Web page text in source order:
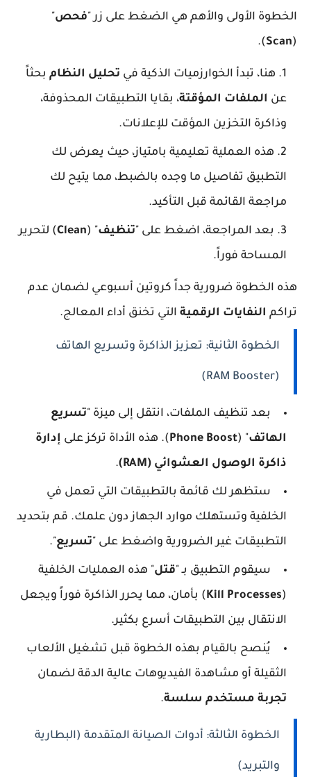
الخطوة الأولى والأهم هي الضغط على زر "فحص"
(
Scan
).
هنا، تبدأ الخوارزميات الذكية في تحليل النظام بحثاً
عن الملفات المؤقتة، بقايا التطبيقات المحذوفة،
وذاكرة التخزين المؤقت للإعلانات.
هذه العملية تعليمية بامتياز، حيث يعرض لك
التطبيق تفاصيل ما وجده بالضبط، مما يتيح لك
مراجعة القائمة قبل التأكيد.
بعد المراجعة، اضغط على "تنظيف" (
Clean) لتحرير
المساحة فوراً.
هذه الخطوة ضرورية جداً كروتين أسبوعي لضمان عدم
تراكم النفايات الرقمية التي تخنق أداء المعالج.
الخطوة الثانية: تعزيز الذاكرة وتسريع الهاتف
(RAM Booster)
بعد تنظيف الملفات، انتقل إلى ميزة "تسريع
الهاتف" (
Phone Boost). هذه الأداة تركز على إدارة
ذاكرة الوصول العشوائي (RAM)
.
ستظهر لك قائمة بالتطبيقات التي تعمل في
الخلفية وتستهلك موارد الجهاز دون علمك. قم بتحديد
التطبيقات غير الضرورية واضغط على "تسريع".
سيقوم التطبيق بـ "قتل" هذه العمليات الخلفية
(
Kill Processes) بأمان، مما يحرر الذاكرة فوراً ويجعل
الانتقال بين التطبيقات أسرع بكثير.
يُنصح بالقيام بهذه الخطوة قبل تشغيل الألعاب
الثقيلة أو مشاهدة الفيديوهات عالية الدقة لضمان
تجربة مستخدم سلسة.
الخطوة الثالثة: أدوات الصيانة المتقدمة (البطارية
والتبريد)